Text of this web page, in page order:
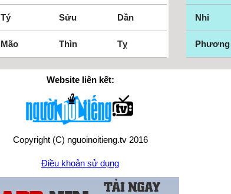
Tý Sửu Dần
Mão Thìn Tỵ
Nhi
Phương
Website liên kết:
Copyright (C) nguoinoitieng.tv 2016
Điều khoản sử dụng